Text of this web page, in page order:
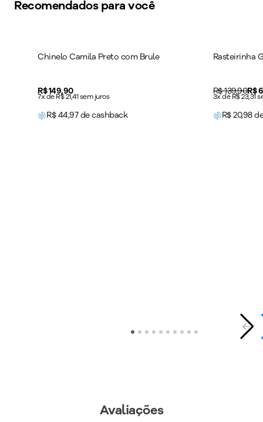
Medida do Salto (cm):2 cm
Recomendados para você
Chinelo Camila Preto com Brule
Price:
R$ 149,90
7x de R$ 21,41 sem juros
R$44,97de cashback
Rasteirinha
Original
R$ 139,90R$
3x de R$ 23,31
R$20,98
Avaliações